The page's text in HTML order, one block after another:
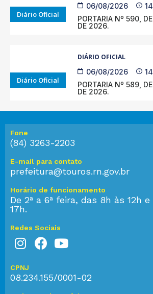
Diário Oficial
06/08/2026
PORTARIA Nº 590,
DE 2026.
Diário Oficial
DIÁRIO OFICIAL
06/08/2026
PORTARIA Nº 589,
DE 2026.
Fone
(84) 3263-2203
E-mail para contato
prefeitura@touros.rn.gov.br
Horário de funcionamento
De 2ª a 6ª feira, das 8h às 12h
17h.
Redes Sociais
CPNJ
08.234.155/0001-02